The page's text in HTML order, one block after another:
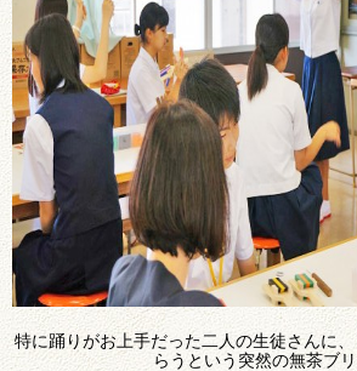
特に踊りがお上手だった二人の生徒さんに
らうという突然の無茶ブ